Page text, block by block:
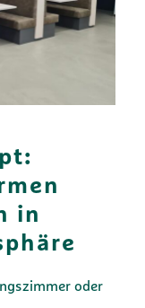
in
oder